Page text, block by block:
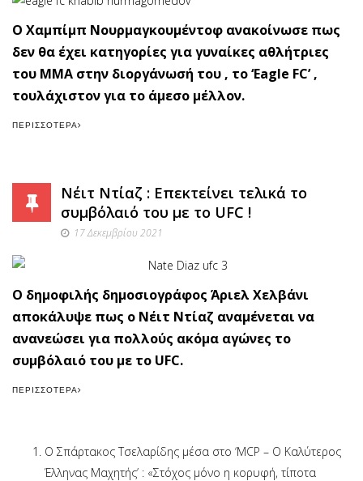
Ο Χαμπίμπ Νουρμαγκουμέντοφ ανακοίνωσε πως
δεν θα έχει κατηγορίες για γυναίκες αθλήτριες
του ΜΜΑ στην διοργάνωσή του , το ‘Eagle FC’ ,
τουλάχιστον για το άμεσο μέλλον.
ΠΕΡΙΣΣΌΤΕΡΑ
Νέιτ Ντίαζ : Επεκτείνει τελικά το
συμβόλαιό του με το UFC !
17 Δεκεμβρίου 2021
Ο δημοφιλής δημοσιογράφος Άριελ Χελβάνι
αποκάλυψε πως ο Νέιτ Ντίαζ αναμένεται να
ανανεώσει για πολλούς ακόμα αγώνες το
συμβόλαιό του με το UFC.
ΠΕΡΙΣΣΌΤΕΡΑ
O Σπάρτακος Τσελαρίδης μέσα στο ‘MCP – Ο Καλύτερος
Έλληνας Μαχητής’ : «Στόχος μόνο η κορυφή, τίποτα